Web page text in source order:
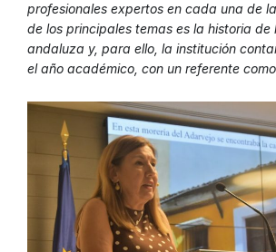
profesionales expertos en cada una de
de los principales temas es la historia
andaluza y, para ello, la institución
el año académico, con un referente como